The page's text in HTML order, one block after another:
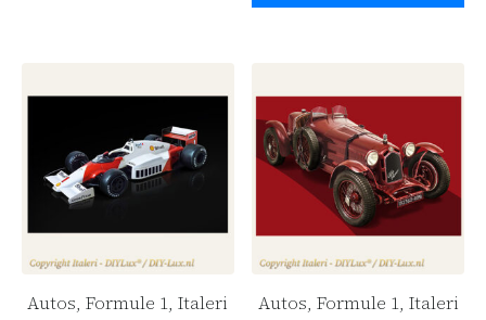
Autos, Formule 1, Italeri
Autos, Formule 1, Italeri